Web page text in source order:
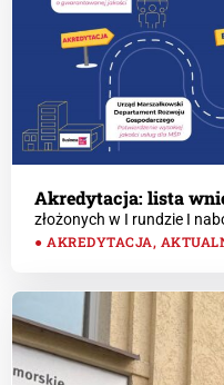
Akredytacja: lista
złożonych w I rundzie I
AKREDYTACJA,